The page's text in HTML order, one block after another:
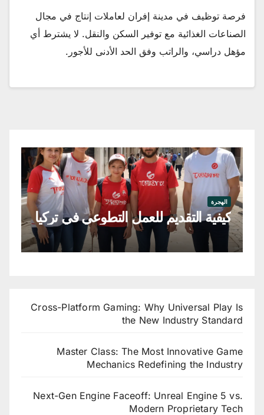
فرصة توظيف في مدينة إفران لعاملات إنتاج في مجال
الصناعات الغذائية مع توفير السكن والنقل. لا يشترط أي
مؤهل دراسي، والراتب وفق الحد الأدنى للأجور.
الهجرة
كيفية التقديم للعمل التطوعي في تركيا
Cross-Platform Gaming: Why Universal Play Is
the New Industry Standard
Master Class: The Most Innovative Game
Mechanics Redefining the Industry
Next-Gen Engine Faceoff: Unreal Engine 5 vs.
Modern Proprietary Tech